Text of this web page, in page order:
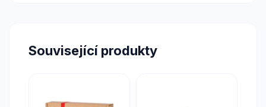
Související produkty